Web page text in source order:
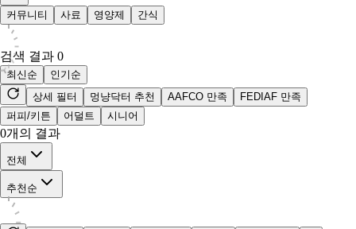
커뮤니티 사료 영양제 간식
검색 결과 0
최신순
인기순
상세 필터
멍냥닥터 추천 AAFCO 만족
FEDIAF 만족
퍼피/키튼
어덜트 시니어
0개의 결과
전체
추천순